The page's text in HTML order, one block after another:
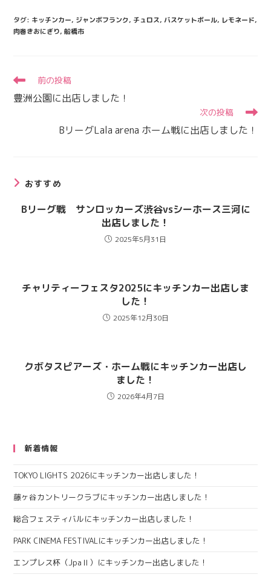
タグ: キッチンカー, ジャンボフランク, チュロス, バスケットボール, レモネード,
肉巻きおにぎり, 船橋市
そ
の
他
前の投稿
豊洲公園に出店しました！
次の投稿
BリーグLala arena ホーム戦に出店しました！
おすすめ
Bリーグ戦 サンロッカーズ渋谷vsシーホース三河に
出店しました！
2025年5月31日
チャリティーフェスタ2025にキッチンカー出店しま
した！
2025年12月30日
クボタスピアーズ・ホーム戦にキッチンカー出店し
ました！
2026年4月7日
新着情報
TOKYO LIGHTS 2026にキッチンカー出店しました！
藤ヶ谷カントリークラブにキッチンカー出店しました！
総合フェスティバルにキッチンカー出店しました！
PARK CINEMA FESTIVALにキッチンカー出店しました！
エンプレス杯（JpaⅡ）にキッチンカー出店しました！